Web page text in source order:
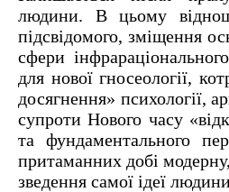
людини. В цьому
підсвідомого, зміщення
сфери
для нової гносеології,
досягнення» психології,
супроти Нового часу
та фундаментального
притаманних добі
зведення самої ідеї